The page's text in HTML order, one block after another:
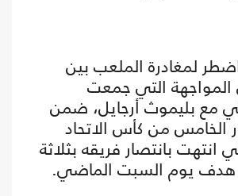
لمغادرة الملعب بين
التي جمعت
مع بليموث أرجايل، ضمن
الخامس من كأس الاتحاد
انتهت بانتصار فريقه بثلاثة
هدف يوم السبت الماضي.